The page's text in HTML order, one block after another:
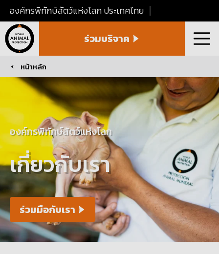
องค์กรพิทักษ์สัตว์แห่งโลก ประเทศไทย
Animal
Protection
Thailand
ร่วมบริจาค เมนู
You are here:
หน้าหลัก
เกี่ยวกับเรา
องค์กรพิทักษ์สัตว์แห่งโลก
ร่วมมือกับเรา